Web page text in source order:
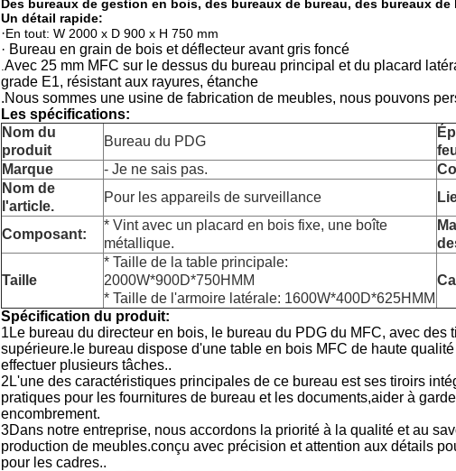
Des bureaux de gestion en bois, des bureaux de bureau, des bureaux de
Un détail rapide:
·En tout: W 2000 x D 900 x H 750 mm
· Bureau en grain de bois et déflecteur avant gris foncé
Avec 25 mm MFC sur le dessus du bureau principal et du placard
grade E1, résistant aux rayures, étanche
.Nous sommes une usine de fabrication de meubles, nous pouvons
Les spécifications:
Nom du
produit
Bureau du PDG
Marque
- Je ne sais pas.
Nom de
l'article.
Pour les appareils de surveillance
Composant:
* Vint avec un placard en bois fixe, une boîte
métallique.
Taille
* Taille de la table principale:
2000W*900D*750HMM
* Taille de l'armoire latérale: 1600W*400D*625HMM
Spécification du produit:
1Le bureau du directeur en bois, le bureau du PDG du MFC, avec
supérieure.le bureau dispose d'une table en bois MFC de haute
effectuer plusieurs tâches..
2L'une des caractéristiques principales de ce bureau est ses tiroirs
pratiques pour les fournitures de bureau et les documents,aider à
encombrement.
3Dans notre entreprise, nous accordons la priorité à la qualité et au
production de meubles.conçu avec précision et attention aux détails
pour les cadres..